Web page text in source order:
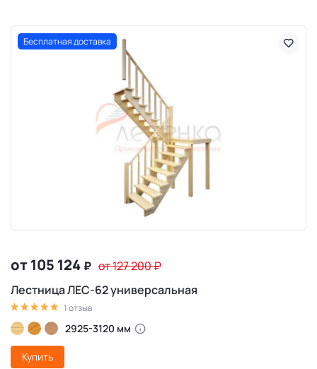
Бесплатная доставка
от 105 124 ₽ от 127 200₽
Лестница ЛЕС-62 универсальная
1 отзыв
2925-3120 мм
Купить